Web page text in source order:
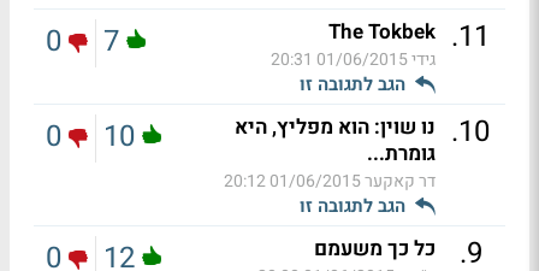
11
.
The Tokbek
גידי01/06/2015 20:31
הגב לתגובה זו
7
0
10
. נו שוין: הוא מפליץ, היא
גומרת...
דר קאקער01/06/2015 20:12
הגב לתגובה זו
10
0
9
. כל כך משעמם 12
0